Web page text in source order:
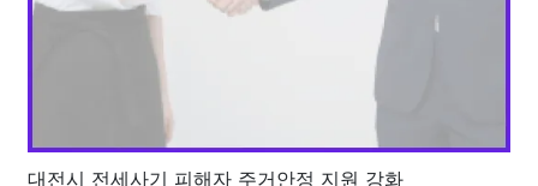
대전시 전세사기 피해자 주거안정 지원 강화